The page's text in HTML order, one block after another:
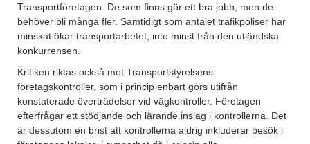
Transportföretagen. De som finns gör ett bra jobb, men de
behöver bli många fler. Samtidigt som antalet trafikpoliser har
minskat ökar transportarbetet, inte minst från den utländska
konkurrensen.
Kritiken riktas också mot Transportstyrelsens
företagskontroller, som i princip enbart görs utifrån
konstaterade överträdelser vid vägkontroller. Företagen
efterfrågar ett stödjande och lärande inslag i kontrollerna. Det
är dessutom en brist att kontrollerna aldrig inkluderar besök i